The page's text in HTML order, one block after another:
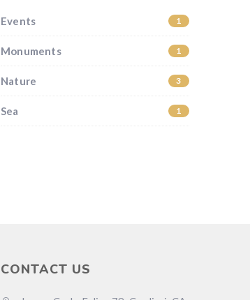
Events 1
Monuments 1
Nature 3
Sea 1
CONTACT US